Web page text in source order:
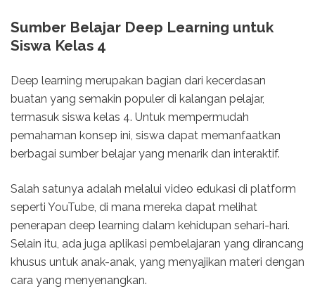
Sumber Belajar Deep Learning untuk
Siswa Kelas 4
Deep learning merupakan bagian dari kecerdasan
buatan yang semakin populer di kalangan pelajar,
termasuk siswa kelas 4. Untuk mempermudah
pemahaman konsep ini, siswa dapat memanfaatkan
berbagai sumber belajar yang menarik dan interaktif.
Salah satunya adalah melalui video edukasi di platform
seperti YouTube, di mana mereka dapat melihat
penerapan deep learning dalam kehidupan sehari-hari.
Selain itu, ada juga aplikasi pembelajaran yang dirancang
khusus untuk anak-anak, yang menyajikan materi dengan
cara yang menyenangkan.